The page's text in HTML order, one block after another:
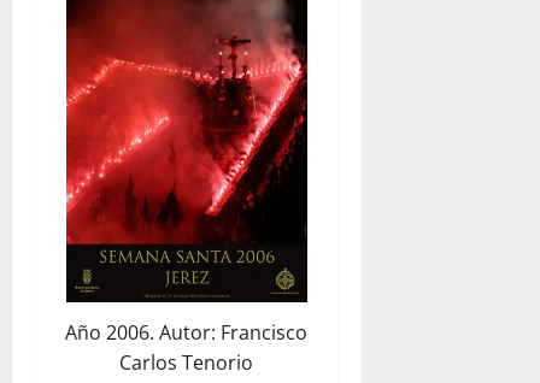
Año 2006. Autor: Francisco
Carlos Tenorio